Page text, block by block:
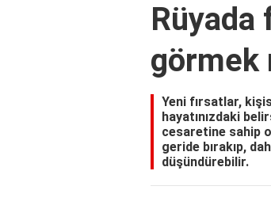
Rüyada
görmek
Yeni fırsatlar,
hayatınızdaki
cesaretine sahip
geride bırakıp,
düşündürebilir.